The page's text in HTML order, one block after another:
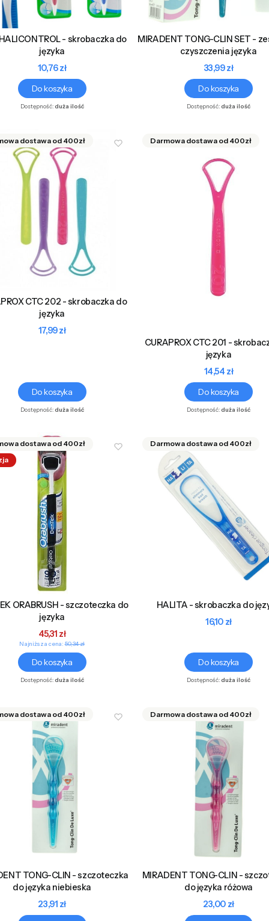
- skrobaczka do
języka
Cena
10,76 zł
Do koszyka
Dostępność:duża ilość
MIRADENT TONG-CLIN SET -
czyszczenia języka
Cena
33,99 zł
Do koszyka
Dostępność:duża ilość
CTC 202 - skrobaczka do
języka
Cena
17,99 zł
Do koszyka
Dostępność:duża ilość
CURAPROX CTC 201 -
języka
Cena
14,54 zł
Do koszyka
Dostępność:duża ilość
ORABRUSH - szczoteczka do
języka
Cena promocyjna
45,31 zł
Najniższa cena: 50,34 zł
Do koszyka
Dostępność:duża ilość
HALITA - skrobaczka do
Cena
16,10 zł
Do koszyka
Dostępność:duża ilość
TONG-CLIN - szczoteczka
do języka niebieska
Cena
23,91 zł
MIRADENT TONG-CLIN -
do języka różowa
Cena
23,00 zł